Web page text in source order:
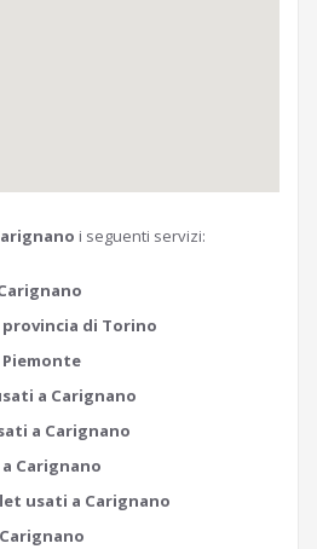
i seguenti servizi:
di Torino
a Carignano
a Carignano
Carignano
usati a Carignano